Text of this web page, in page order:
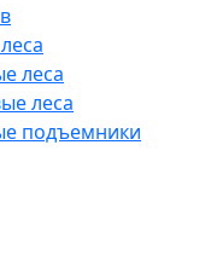
леса
леса
подъемники